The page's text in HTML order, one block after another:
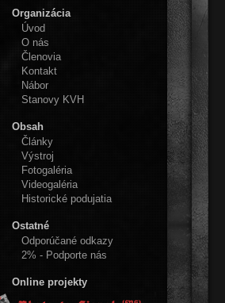
Organizácia
Úvod
O nás
Členovia
Kontakt
Nábor
Stanovy KVH
Obsah
Články
Výstroj
Fotogaléria
Videogaléria
Historické podujatia
Ostatné
Odporúčané odkazy
2% - Podporte nás
Online projekty